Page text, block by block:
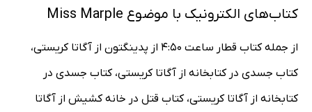
کتاب‌های الکترونیک با موضوع Miss Marple
از جمله کتاب قطار ساعت 4:50 از پدینگتون از آگاتا کریستی،
کتاب جسدی در کتابخانه از آگاتا کریستی، کتاب جسدی در
کتابخانه از آگاتا کریستی، کتاب قتل در خانه کشیش از آگاتا